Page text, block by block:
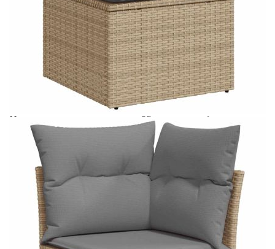
Време за доставка: 5 до 9 дни
Безплатна доставка до адрес при плащане по банков път
Светлосив
Материал:
PE ратан, прахово боядисана
стомана, закалено стъкло
Размери:
100 x 55 x 44/73 см (Д x Ш x В)
EAN code:
8721158739261
Височина на подлакътника от
земята:
Размери на седалката:
55 x 55 cм (Ш x Д)
Размери на възглавницата за
облягане:
55 x 45 x 13 см (Д х Ш x Деб)
Размери на възглавницата на
седалката:
55 x 55 x 3 см (Ш x Д x Деб)
Материал на покритието:
Плат (100% полиестер)